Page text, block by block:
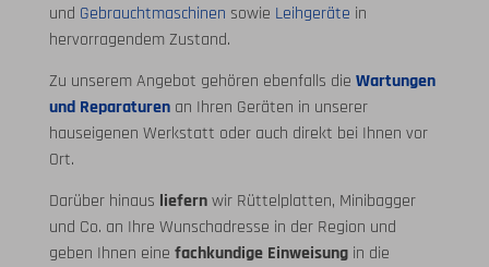
und Gebrauchtmaschinen sowie Leihgeräte in
hervorragendem Zustand.
Zu unserem Angebot gehören ebenfalls die Wartungen
und Reparaturen an Ihren Geräten in unserer
hauseigenen Werkstatt oder auch direkt bei Ihnen vor
Ort.
Darüber hinaus liefernwir Rüttelplatten, Minibagger
und Co. an Ihre Wunschadresse in der Region und
geben Ihnen eine fachkundige Einweisung in die